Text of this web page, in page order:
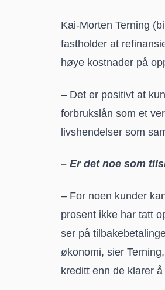
Kai-Morten Terning
fastholder at
høye kostnader på
– Det er positivt at
forbrukslån som et
livshendelser som
– Er det noe som
– For noen kunder
prosent ikke har tatt
ser på
økonomi, sier
kreditt enn de klarer